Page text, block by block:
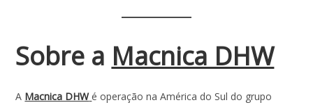
Sobre a Macnica DHW
A Macnica DHW é operação na América do Sul do grupo